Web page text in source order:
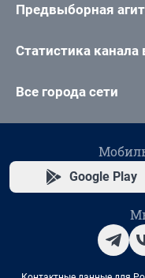
Предвыборная
Статистика канала
Все города сети
Google Play